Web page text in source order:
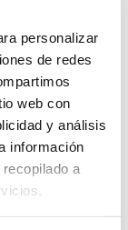
personalizar
de redes
web con
y análisis
información
a
sido